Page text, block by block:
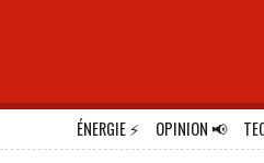
ÉNERGIE⚡ OPINION📢